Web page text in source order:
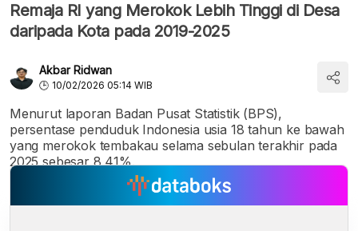
Remaja RI yang Merokok Lebih Tinggi di Desa
daripada Kota pada 2019-2025
Akbar Ridwan
10/02/2026 05:14 WIB
Menurut laporan Badan Pusat Statistik (BPS),
persentase penduduk Indonesia usia 18 tahun ke bawah
yang merokok tembakau selama sebulan terakhir pada
2025 sebesar 8,41%.